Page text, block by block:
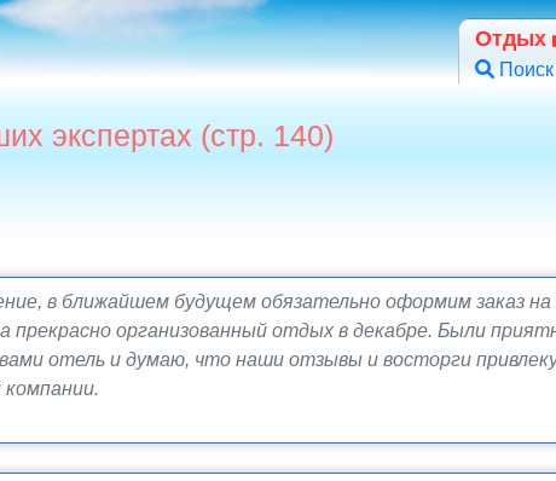
Отдых
экспертах (стр. 140)
в ближайшем будущем обязательно оформим заказ на
организованный отдых в декабре. Были
отель и думаю, что наши отзывы и восторги
компании.